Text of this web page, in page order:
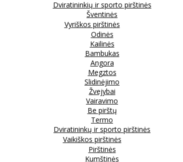
Dviratininkių ir sporto pirštinės
Šventinės
Vyriškos pirštinės
Odinės
Kailinės
Bambukas
Angora
Megztos
Slidinėjimo
Žvejybai
Vairavimo
Be pirštų
Termo
Dviratininkų ir sporto pirštinės
Vaikiškos pirštinės
Pirštinės
Kumštinės